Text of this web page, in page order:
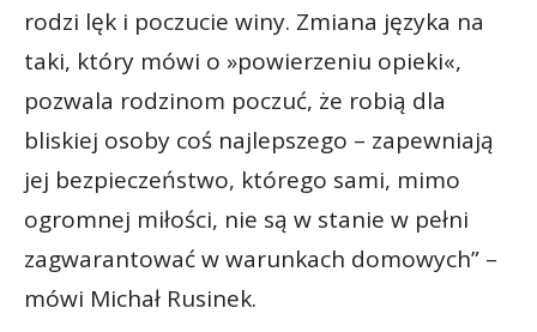
rodzi lęk i poczucie winy. Zmiana języka na
taki, który mówi o »powierzeniu opieki«,
pozwala rodzinom poczuć, że robią dla
bliskiej osoby coś najlepszego – zapewniają
jej bezpieczeństwo, którego sami, mimo
ogromnej miłości, nie są w stanie w pełni
zagwarantować w warunkach domowych” –
mówi Michał Rusinek.